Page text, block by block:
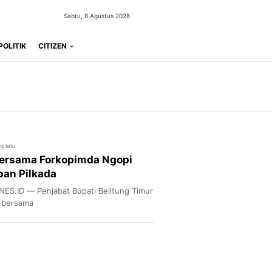
Sabtu, 8 Agustus 2026
CITIZEN
lalu
Forkopimda Ngopi
Pilkada
— Penjabat Bupati Belitung Timur